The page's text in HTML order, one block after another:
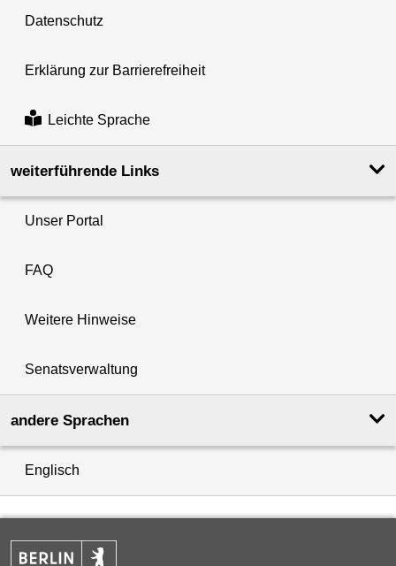
Datenschutz
Erklärung zur Barrierefreiheit
Leichte Sprache
weiterführende Links
Unser Portal
FAQ
Weitere Hinweise
Senatsverwaltung
andere Sprachen
Englisch